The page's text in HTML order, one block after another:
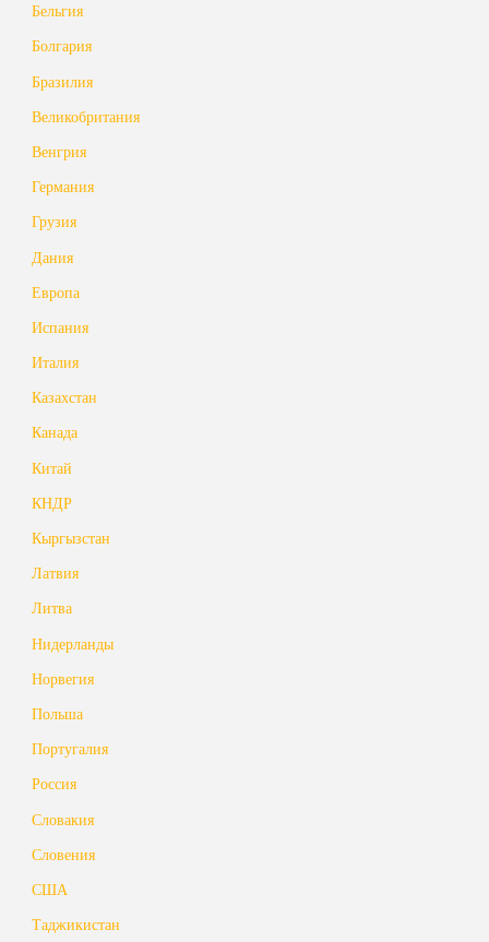
Бельгия
Болгария
Бразилия
Великобритания
Венгрия
Германия
Грузия
Дания
Европа
Испания
Италия
Казахстан
Канада
Китай
КНДР
Кыргызстан
Латвия
Литва
Нидерланды
Норвегия
Польша
Португалия
Россия
Словакия
Словения
США
Таджикистан